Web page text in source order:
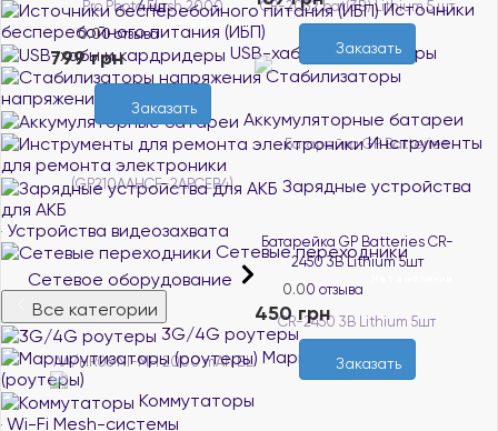
Источники
бесперебойного питания (ИБП)
USB-хабы и кардридеры
Стабилизаторы
напряжения
Аккумуляторные батареи
Инструменты
для ремонта электроники
Зарядные устройства
для АКБ
Устройства видеозахвата
Сетевые переходники
Сетевое оборудование
Все категории
3G/4G роутеры
Маршрутизаторы
(роутеры)
Коммутаторы
Wi-Fi Mesh-системы
4 шт
0.00 отзыва
Нет в наличии
799 грн
Заказать
Заказать
Батарейка GP Batteries CR-
2450 3B Lithium 5шт
0.00 отзыва
450 грн
Заказать